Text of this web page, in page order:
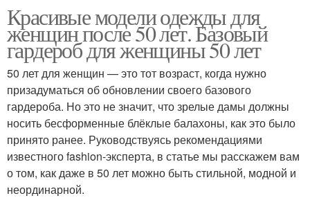
Красивые модели одежды для
женщин после 50 лет. Базовый
гардероб для женщины 50 лет
50 лет для женщин — это тот возраст, когда нужно
призадуматься об обновлении своего базового
гардероба. Но это не значит, что зрелые дамы должны
носить бесформенные блёклые балахоны, как это было
принято ранее. Руководствуясь рекомендациями
известного fashion-эксперта, в статье мы расскажем вам
о том, как даже в 50 лет можно быть стильной, модной и
неординарной.